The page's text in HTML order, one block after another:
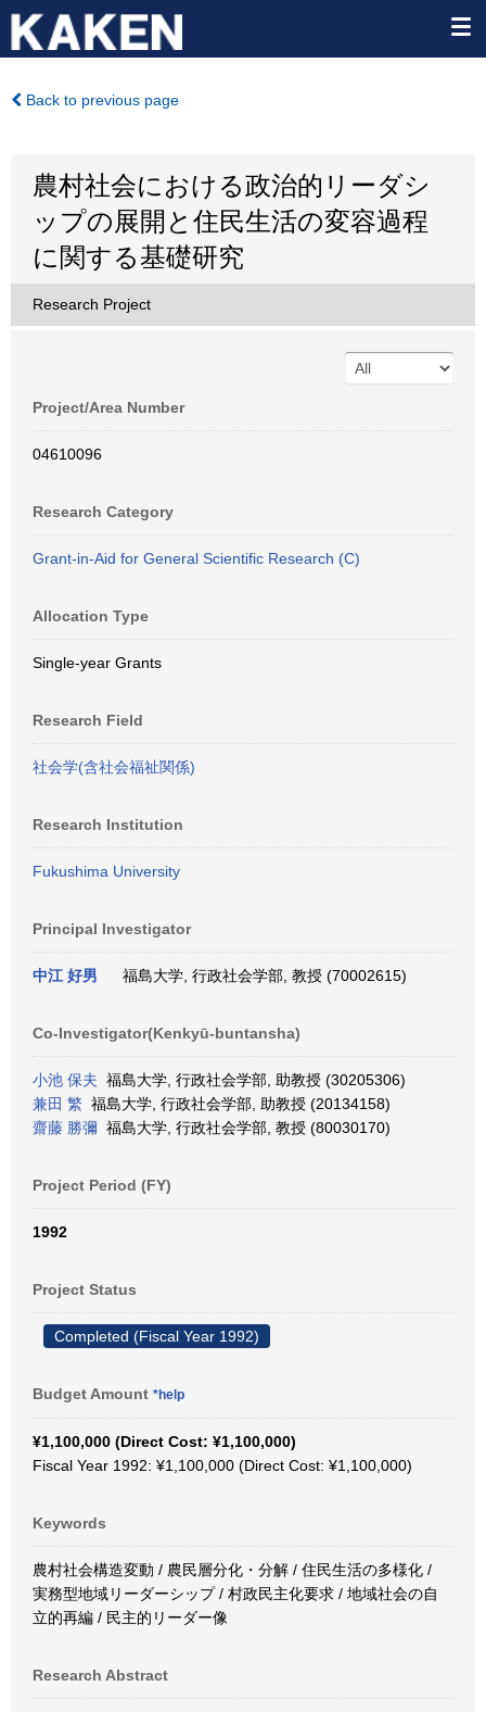
Back to previous page
農村社会における政治的リーダシ
ップの展開と住民生活の変容過程
に関する基礎研究
Research Project
Project/Area Number
04610096
Research Category
Grant-in-Aid for General Scientific Research (C)
Allocation Type
Single-year Grants
Research Field
社会学(含社会福祉関係)
Research Institution
Fukushima University
Principal Investigator
中江 好男 福島大学, 行政社会学部, 教授 (70002615)
Co-Investigator(Kenkyū-buntansha)
小池 保夫 福島大学, 行政社会学部, 助教授 (30205306)
兼田 繁 福島大学, 行政社会学部, 助教授 (20134158)
齋藤 勝彌 福島大学, 行政社会学部, 教授 (80030170)
Project Period (FY)
1992
Project Status
Completed (Fiscal Year 1992)
Budget Amount *help
¥1,100,000 (Direct Cost: ¥1,100,000)
Fiscal Year 1992: ¥1,100,000 (Direct Cost: ¥1,100,000)
Keywords
農村社会構造変動 / 農民層分化・分解 / 住民生活の多様化 /
実務型地域リーダーシップ / 村政民主化要求 / 地域社会の自
立的再編 / 民主的リーダー像
Research Abstract